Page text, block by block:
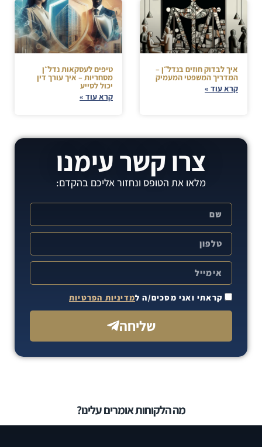
איך לבדוק חוזים בנדל״ן –
המדריך המשפטי המעמיק
קרא עוד »
טיפים לעסקאות נדל״ן
מסחריות – איך עורך דין
יכול לסייע
קרא עוד »
צרו קשר עימנו
מלאו את הטופס ונחזור אליכם בהקדם:
קראתי ואני מסכים/ה למדיניות הפרטיות
שליחה
מה הלקוחות אומרים עלינו?